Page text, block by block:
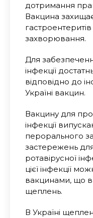
дотримання
Вакцина
захворювання.
Для
інфекції
відповідно до
Україні вакцин.
Вакцину для
інфекції
перорального
застережень
ротавірусної
цієї інфекції
вакцинами, що
щеплень.
В Україні